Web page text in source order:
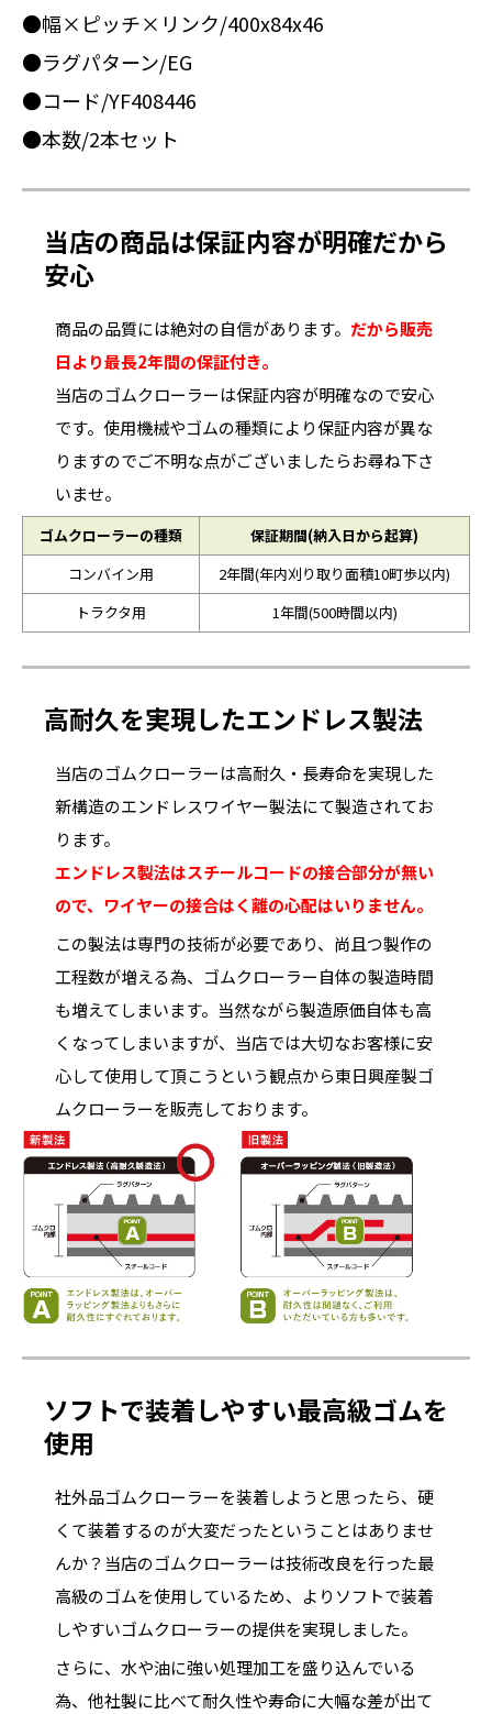
●幅×ピッチ×リンク/400x84x46
●ラグパターン/EG
●コード/YF408446
●本数/2本セット
当店の商品は保証内容が明確だから
安心
商品の品質には絶対の自信があります。 だから販売
日より最長2年間の保証付き。
当店のゴムクローラーは保証内容が明確なので安心
です。使用機械やゴムの種類により保証内容が異な
りますのでご不明な点がございましたらお尋ね下さ
いませ。
ゴムクローラーの種類
保証期間(納入日から起算)
コンバイン用
2年間(年内刈り取り面積10町歩以内)
トラクタ用
1年間(500時間以内)
高耐久を実現したエンドレス製法
当店のゴムクローラーは高耐久・長寿命を実現した
新構造のエンドレスワイヤー製法にて製造されてお
ります。
エンドレス製法はスチールコードの接合部分が無い
ので、ワイヤーの接合はく離の心配はいりません。
この製法は専門の技術が必要であり、尚且つ製作の
工程数が増える為、ゴムクローラー自体の製造時間
も増えてしまいます。当然ながら製造原価自体も高
くなってしまいますが、当店では大切なお客様に安
心して使用して頂こうという観点から東日興産製ゴ
ムクローラーを販売しております。
ソフトで装着しやすい最高級ゴムを
使用
社外品ゴムクローラーを装着しようと思ったら、硬
くて装着するのが大変だったということはありませ
んか？当店のゴムクローラーは技術改良を行った最
高級のゴムを使用しているため、よりソフトで装着
しやすいゴムクローラーの提供を実現しました。
さらに、水や油に強い処理加工を盛り込んでいる
為、他社製に比べて耐久性や寿命に大幅な差が出て